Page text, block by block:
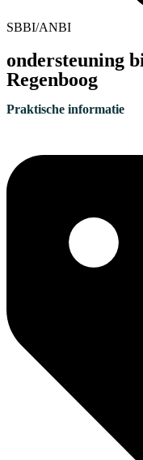
SBBI/ANBI
ondersteuning
Regenboog
Praktische informatie